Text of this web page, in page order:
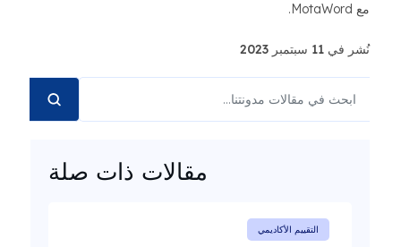
مع MotaWord.
نُشر في 11 سبتمبر 2023
مقالات ذات صلة
التقييم الأكاديمي